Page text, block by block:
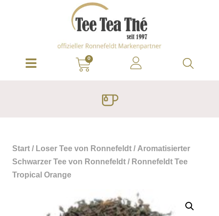
0
Start / Loser Tee von Ronnefeldt / Aromatisierter
Schwarzer Tee von Ronnefeldt / Ronnefeldt Tee
Tropical Orange